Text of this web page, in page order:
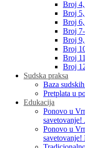
Broj
Broj
Broj
Broj
Broj 9,
Broj
Broj
Broj
Sudska praksa
Baza
Pretplata u
Edukacija
Ponovo u
savetovanje!
Ponovo u
savetovanje!